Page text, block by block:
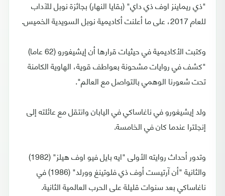
"ذي ريماينز اوف ذي داي" (بقايا النهار) بجائزة نوبل للآداب
للعام 2017، على ما أعلنت أكاديمية نوبل السويدية الخميس.
وكتبت الأكاديمية في حيثيات قرارها أن إيشيغورو (62 عاما)
"كشف في روايات مشحونة بعواطف قوية، الهاوية الكامنة
تحت شعورنا الوهمي بالتواصل مع العالم".
ولد إيشيغورو في ناغاساكي في اليابان وانتقل مع عائلته إلى
إنجلترا عندما كان في الخامسة.
وتدور أحداث روايته الأولى "ايه بايل فيو اوف هيلز" (1982)
والثانية "أن آرتيست أوف ذي فلوتينغ وورلد" (1986) في
ناغاساكي بعد سنوات قليلة على الحرب العالمية الثانية.